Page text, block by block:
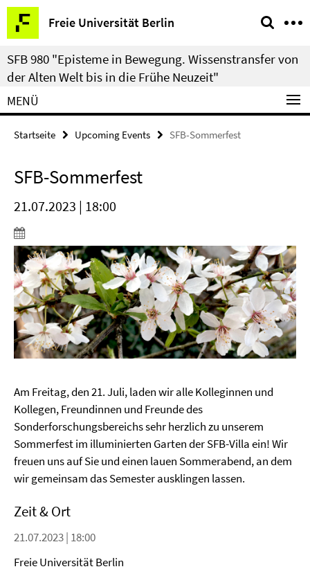
Springe
direkt
zu
Inhalt
Freie Universität Berlin
Service-
Navigation
SFB 980 "Episteme in Bewegung. Wissenstransfer von
der Alten Welt bis in die Frühe Neuzeit"
MENÜ
Startseite Upcoming Events SFB-Sommerfest
SFB-Sommerfest
21.07.2023 | 18:00
Am Freitag, den 21. Juli, laden wir alle Kolleginnen und
Kollegen, Freundinnen und Freunde des
Sonderforschungsbereichs sehr herzlich zu unserem
Sommerfest im illuminierten Garten der SFB-Villa ein! Wir
freuen uns auf Sie und einen lauen Sommerabend, an dem
wir gemeinsam das Semester ausklingen lassen.
Zeit & Ort
21.07.2023 | 18:00
Freie Universität Berlin